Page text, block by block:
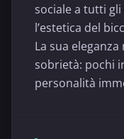
sociale a tutti
l’estetica del
La sua
sobrietà: pochi
personalità